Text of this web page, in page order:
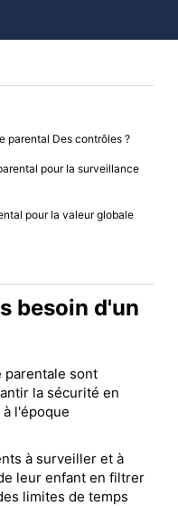
parental Des contrôles ?
pour la surveillance
pour la valeur globale
besoin d'un
parentale sont
la sécurité en
l'époque
à surveiller et à
leur enfant en filtrer
limites de temps